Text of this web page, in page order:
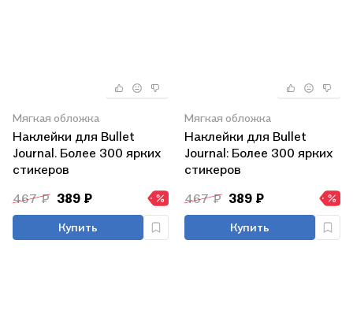
Мягкая обложка
Наклейки для Bullet
Journal. Более 300 ярких
стикеров
467 ₽ 389 ₽
Купить
Мягкая обложка
Наклейки для Bullet
Journal: Более 300 ярких
стикеров
467 ₽ 389 ₽
Купить